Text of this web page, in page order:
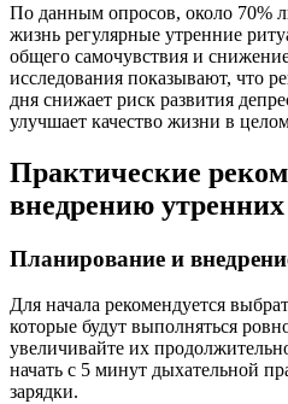
По данным опросов, около 70%
жизнь регулярные утренние
общего самочувствия и
исследования показывают, что
дня снижает риск развития
улучшает качество жизни в
Практические
внедрению
Планирование и
Для начала рекомендуется
которые будут выполняться
увеличивайте их
начать с 5 минут дыхательной
зарядки.